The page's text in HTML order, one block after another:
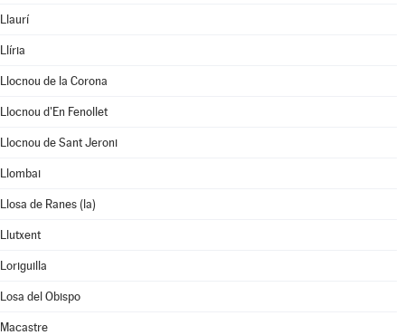
Llaurí
Llíria
Llocnou de la Corona
Llocnou d'En Fenollet
Llocnou de Sant Jeroni
Llombai
Llosa de Ranes (la)
Llutxent
Loriguilla
Losa del Obispo
Macastre